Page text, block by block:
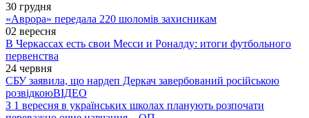
30 грудня
«Аврора» передала 220 шоломів захисникам
02 вересня
В Черкассах есть свои Месси и Роналду: итоги футбольного
первенства
24 червня
СБУ заявила, що нардеп Деркач завербований російською
розвідкоюВІДЕО
З 1 вересня в українських школах планують розпочати